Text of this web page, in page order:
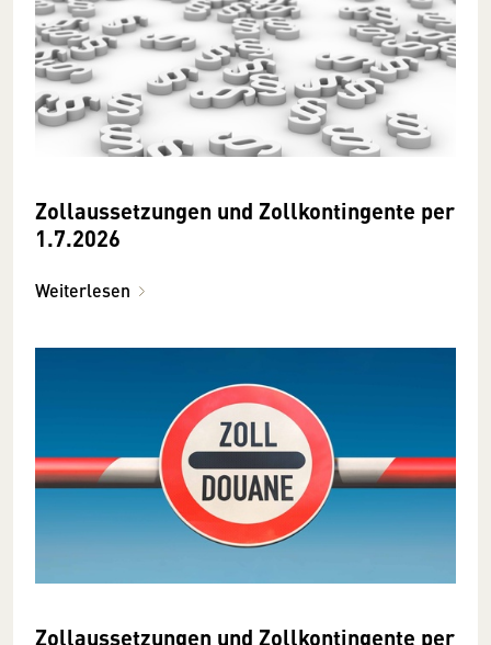
Zollaussetzungen und Zollkontingente per
1.7.2026
Weiterlesen
Zollaussetzungen und Zollkontingente per